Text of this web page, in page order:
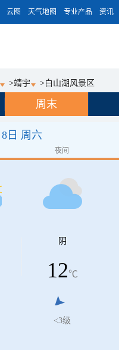
云图 天气地图 专业产品 资讯
>靖宇 > 白山湖风景区
周末
8日 周六
夜间
阴
12℃
<3级